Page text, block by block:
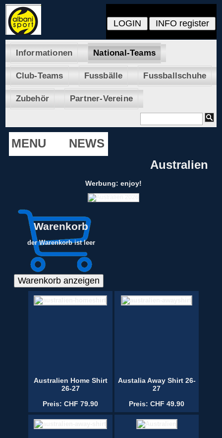
Informationen National-Teams
Club-Teams Fussbälle Fussballschuhe
Zubehör Partner-Vereine
MENU
NEWS
Australien
Werbung: enjoy!
Warenkorb
der Warenkorb ist leer
Australien Home Shirt
26-27
Preis: CHF 79.90
Austalia Away Shirt 26-
27
Preis: CHF 49.90